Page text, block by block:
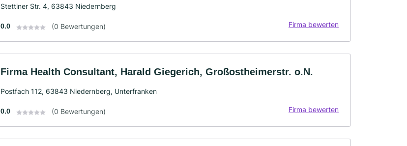
Stettiner Str. 4, 63843 Niedernberg
0.0 (0 Bewertungen) Firma bewerten
Firma Health Consultant, Harald Giegerich, Großostheimerstr. o.N.
Postfach 112, 63843 Niedernberg, Unterfranken
0.0 (0 Bewertungen) Firma bewerten